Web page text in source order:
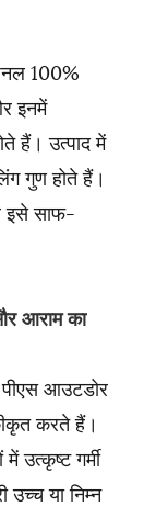
100%
इनमें
हैं। उत्पाद में
गुण होते हैं।
इसे साफ-
आराम का
पीएस आउटडोर
करते हैं।
गर्मी
या निम्न